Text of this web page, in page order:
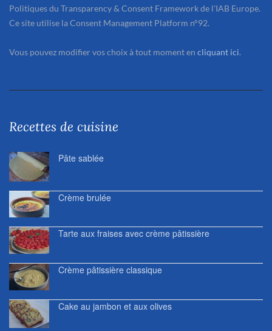
Politiques du Transparency & Consent Framework de l'IAB Europe.
Ce site utilise la Consent Management Platform n°92.
Vous pouvez modifier vos choix à tout moment en cliquant ici.
Recettes de cuisine
Pâte sablée
Crème brulée
Tarte aux fraises avec crème pâtissière
Crème pâtissière classique
Cake au jambon et aux olives